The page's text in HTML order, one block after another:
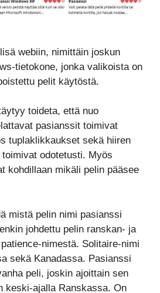
webiin, nimittäin joskun
tietokone, jonka valikoista on
pelit käytöstä.
toideta, että nuo
pasianssit toimivat
tuplaklikkaukset sekä hiiren
odotetusti. Myös
kohdillaan mikäli pelin pääsee
mistä pelin nimi pasianssi
johdettu pelin ranskan- ja
nimestä. Solitaire-nimi
sekä Kanadassa. Pasianssi
peli, joskin ajoittain sen
keski-ajalla Ranskassa. On